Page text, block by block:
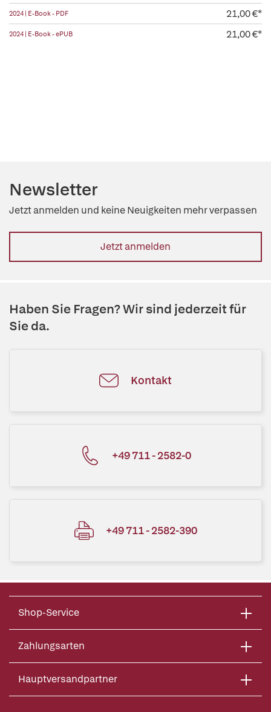
2024 | E-Book - PDF 21,00 €*
2024 | E-Book - ePUB 21,00 €*
Newsletter
Jetzt anmelden und keine Neuigkeiten mehr verpassen
Jetzt anmelden
Haben Sie Fragen? Wir sind jederzeit für
Sie da.
Kontakt
+49 711 - 2582-0
+49 711 - 2582-390
Shop-Service
Zahlungsarten
Hauptversandpartner